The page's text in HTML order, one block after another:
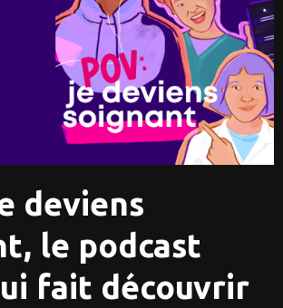
deviens
le podcast
fait découvrir